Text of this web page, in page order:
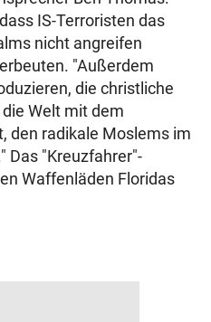
IS-Terroristen das
nicht angreifen
"Außerdem
die christliche
Welt mit dem
den radikale Moslems im
Das "Kreuzfahrer"-
Waffenläden Floridas